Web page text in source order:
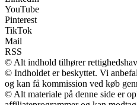
YouTube
Pinterest
TikTok
Mail
RSS
© Alt indhold tilhører
© Indholdet er beskyttet. Vi
og kan få kommission ved køb
© Alt materiale på denne side er